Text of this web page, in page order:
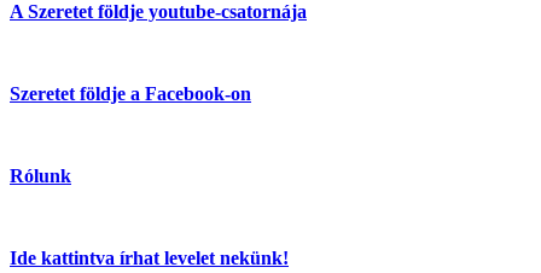
A Szeretet földje youtube-csatornája
Szeretet földje a Facebook-on
Rólunk
Ide kattintva írhat levelet nekünk!